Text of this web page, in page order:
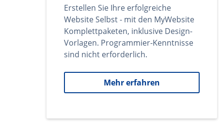
Erstellen Sie Ihre erfolgreiche
Website Selbst - mit den MyWebsite
Komplettpaketen, inklusive Design-
Vorlagen. Programmier-Kenntnisse
sind nicht erforderlich.
Mehr erfahren